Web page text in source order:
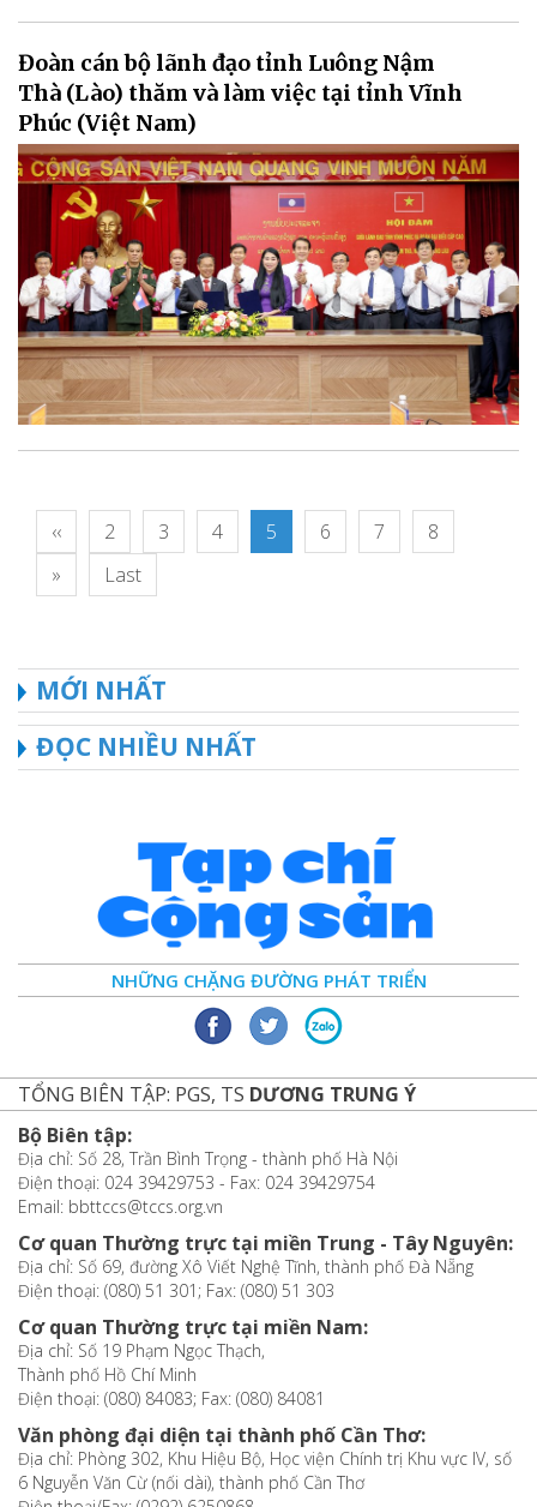
Đoàn cán bộ lãnh đạo tỉnh Luông Nậm
Thà (Lào) thăm và làm việc tại tỉnh Vĩnh
Phúc (Việt Nam)
‹‹ 2 3 4 5 6 7
8
»
Last
MỚI NHẤT
ĐỌC NHIỀU NHẤT
NHỮNG CHẶNG ĐƯỜNG PHÁT TRIỂN
TỔNG BIÊN TẬP: PGS, TS DƯƠNG TRUNG Ý
Bộ Biên tập:
Địa chỉ: Số 28, Trần Bình Trọng - thành phố Hà Nội
Điện thoại: 024 39429753 - Fax: 024 39429754
Email: bbttccs@tccs.org.vn
Cơ quan Thường trực tại miền Trung - Tây Nguyên:
Địa chỉ: Số 69, đường Xô Viết Nghệ Tĩnh, thành phố Đà Nẵng
Điện thoại: (080) 51 301; Fax: (080) 51 303
Cơ quan Thường trực tại miền Nam:
Địa chỉ: Số 19 Phạm Ngọc Thạch,
Thành phố Hồ Chí Minh
Điện thoại: (080) 84083; Fax: (080) 84081
Văn phòng đại diện tại thành phố Cần Thơ:
Địa chỉ: Phòng 302, Khu Hiệu Bộ, Học viện Chính trị Khu vực IV, số
6 Nguyễn Văn Cừ (nối dài), thành phố Cần Thơ